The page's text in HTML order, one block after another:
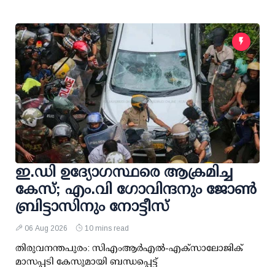
ഇ.ഡി ഉദ്യോഗസ്ഥരെ ആക്രമിച്ച
കേസ്; എം.വി ഗോവിന്ദനും ജോണ്‍
ബ്രിട്ടാസിനും നോട്ടീസ്
06 Aug 2026 10 mins read
തിരുവനന്തപുരം: സിഎംആര്‍എല്‍-എക്‌സാലോജിക്
മാസപ്പടി കേസുമായി ബന്ധപ്പെട്ട്